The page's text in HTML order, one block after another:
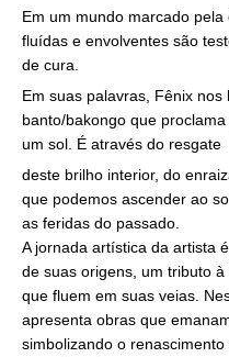
Em um mundo marcado
fluídas e envolventes são
de cura.
Em suas palavras, Fênix
banto/bakongo que
um sol. É através do resgate
deste brilho interior, do
que podemos ascender ao
as feridas do passado.
A jornada artística da artista
de suas origens, um tributo
que fluem em suas veias.
apresenta obras que
simbolizando o